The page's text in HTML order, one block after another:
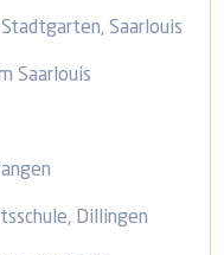
Saarlouis
Saarlouis
Dillingen